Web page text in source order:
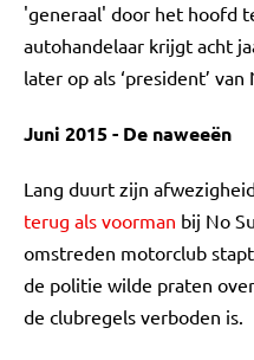
'generaal' door het hoofd
autohandelaar krijgt acht
later op als ‘president’ van
Juni 2015 - De naweeën
Lang duurt zijn
terug als voorman bij No
omstreden motorclub
de politie wilde praten
de clubregels verboden is.